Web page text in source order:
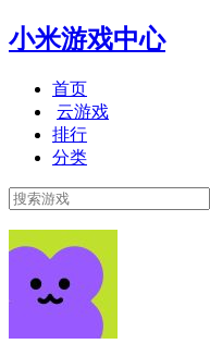
小米游戏中心
首页
云游戏
排行
分类